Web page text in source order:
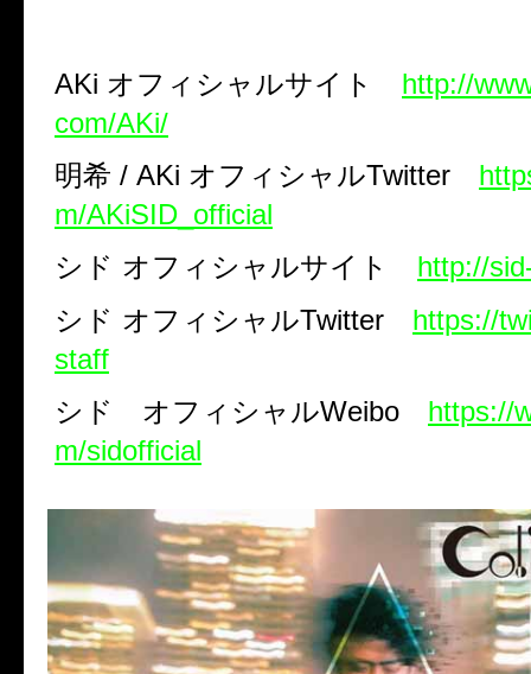
AKi オフィシャルサイト http://
com/AKi/
明希 / AKi オフィシャルTwitter
m/AKiSID_official
シド オフィシャルサイト http://
シド オフィシャルTwitter
https://
staff
シド オフィシャルWeibo
https://
m/sidofficial